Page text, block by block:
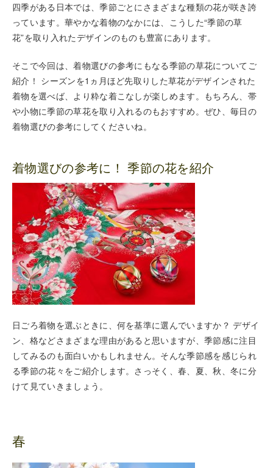
四季がある日本では、季節ごとにさまざまな種類の花が咲き誇
っています。華やかな着物のなかには、こうした“季節の草
花”を取り入れたデザインのものも豊富にあります。
そこで今回は、着物選びの参考にもなる季節の草花についてご
紹介！ シーズンを1ヵ月ほど先取りした草花がデザインされた
着物を選べば、より粋な着こなしが楽しめます。もちろん、帯
や小物に季節の草花を取り入れるのもおすすめ。ぜひ、毎日の
着物選びの参考にしてくださいね。
着物選びの参考に！ 季節の花を紹介
日ごろ着物を選ぶときに、何を基準に選んでいますか？ デザイ
ン、格などさまざまな理由があると思いますが、季節感に注目
してみるのも面白いかもしれません。そんな季節感を感じられ
る季節の花々をご紹介します。さっそく、春、夏、秋、冬に分
けて見ていきましょう。
春